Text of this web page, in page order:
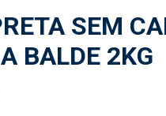
SEM
BALDE 2KG